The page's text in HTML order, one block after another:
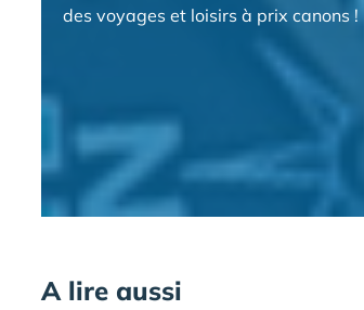
des voyages et loisirs à prix canons !
A lire aussi